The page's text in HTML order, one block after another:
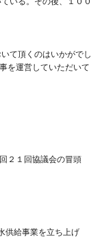
て頂くのはいかがでし
を運営していただいて
１回協議会の冒頭
供給事業を立ち上げ